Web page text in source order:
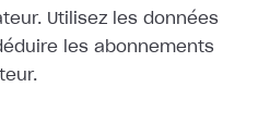
Utilisez les données
les abonnements